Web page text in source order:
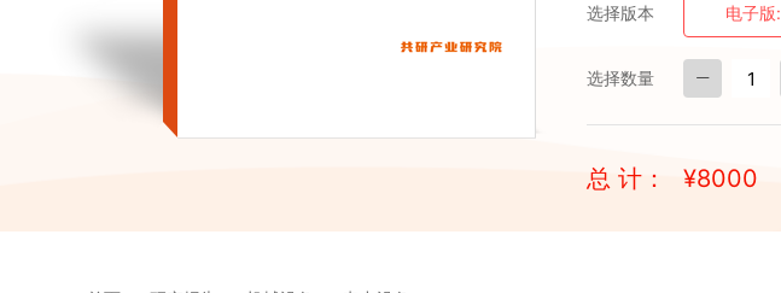
选择版本 电子版:
选择数量
总 计： ¥8000